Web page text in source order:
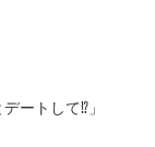
ートして⁉︎」